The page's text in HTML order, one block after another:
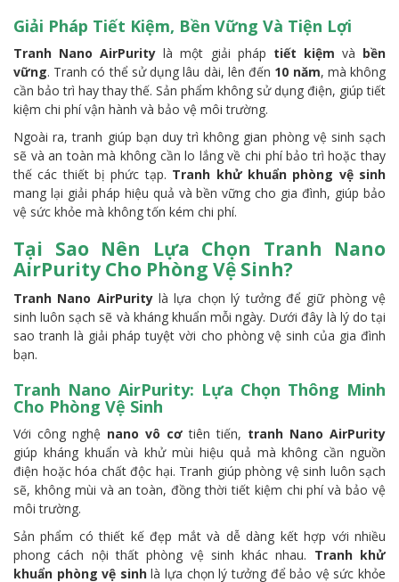
Giải Pháp Tiết Kiệm, Bền Vững Và Tiện Lợi
Tranh Nano AirPurity là một giải pháp tiết kiệm và bền
vững. Tranh có thể sử dụng lâu dài, lên đến 10 năm, mà không
cần bảo trì hay thay thế. Sản phẩm không sử dụng điện, giúp tiết
kiệm chi phí vận hành và bảo vệ môi trường.
Ngoài ra, tranh giúp bạn duy trì không gian phòng vệ sinh sạch
sẽ và an toàn mà không cần lo lắng về chi phí bảo trì hoặc thay
thế các thiết bị phức tạp. Tranh khử khuẩn phòng vệ sinh
mang lại giải pháp hiệu quả và bền vững cho gia đình, giúp bảo
vệ sức khỏe mà không tốn kém chi phí.
Tại Sao Nên Lựa Chọn Tranh Nano
AirPurity Cho Phòng Vệ Sinh?
Tranh Nano AirPuritylà lựa chọn lý tưởng để giữ phòng vệ
sinh luôn sạch sẽ và kháng khuẩn mỗi ngày. Dưới đây là lý do tại
sao tranh là giải pháp tuyệt vời cho phòng vệ sinh của gia đình
bạn.
Tranh Nano AirPurity: Lựa Chọn Thông Minh
Cho Phòng Vệ Sinh
Với công nghệ nano vô cơ tiên tiến, tranh Nano AirPurity
giúp kháng khuẩn và khử mùi hiệu quả mà không cần nguồn
điện hoặc hóa chất độc hại. Tranh giúp phòng vệ sinh luôn sạch
sẽ, không mùi và an toàn, đồng thời tiết kiệm chi phí và bảo vệ
môi trường.
Sản phẩm có thiết kế đẹp mắt và dễ dàng kết hợp với nhiều
phong cách nội thất phòng vệ sinh khác nhau. Tranh khử
khuẩn phòng vệ sinhlà lựa chọn lý tưởng để bảo vệ sức khỏe